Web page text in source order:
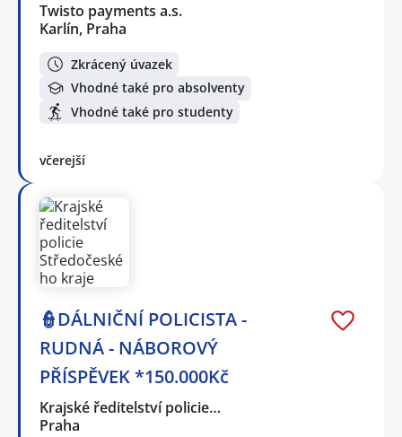
Twisto payments a.s.
Karlín, Praha
Zkrácený úvazek
Vhodné také pro absolventy
Vhodné také pro studenty
včerejší
👮DÁLNIČNÍ POLICISTA -
RUDNÁ - NÁBOROVÝ
PŘÍSPĚVEK *150.000Kč
Krajské ředitelství policie…
Praha